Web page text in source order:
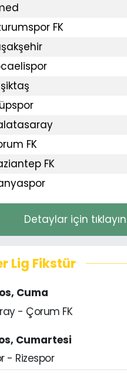
FK
FK
FK
Detaylar için tıklayın
Lig Fikstür
Cuma
- Çorum FK
Cumartesi
- Rizespor